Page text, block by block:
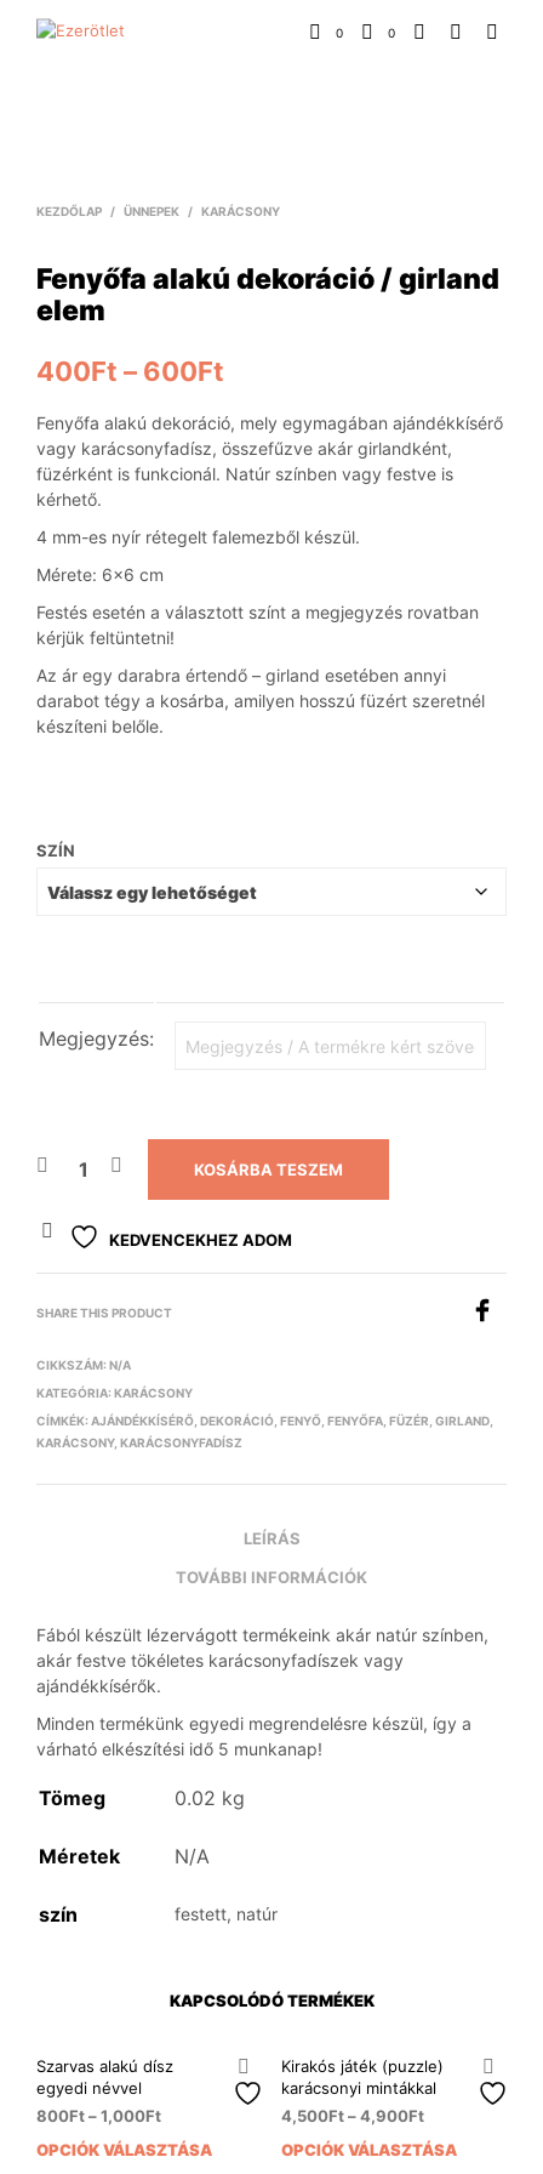
0 0
KEZDŐLAP / ÜNNEPEK / KARÁCSONY
Fenyőfa alakú dekoráció / girland
elem
400Ft – 600Ft
Fenyőfa alakú dekoráció, mely egymagában ajándékkísérő
vagy karácsonyfadísz, összefűzve akár girlandként,
füzérként is funkcionál. Natúr színben vagy festve is
kérhető.
4 mm-es nyír rétegelt falemezből készül.
Mérete: 6×6 cm
Festés esetén a választott színt a megjegyzés rovatban
kérjük feltüntetni!
Az ár egy darabra értendő – girland esetében annyi
darabot tégy a kosárba, amilyen hosszú füzért szeretnél
készíteni belőle.
SZÍN
Megjegyzés:
KOSÁRBA TESZEM
KEDVENCEKHEZ ADOM
SHARE THIS PRODUCT
CIKKSZÁM: N/A
KATEGÓRIA: KARÁCSONY
CÍMKÉK: AJÁNDÉKKÍSÉRŐ DEKORÁCIÓ FENYŐ FENYŐFA FÜZÉR GIRLAND
KARÁCSONY, KARÁCSONYFADÍSZ
LEÍRÁS
TOVÁBBI INFORMÁCIÓK
Fából készült lézervágott termékeink akár natúr színben,
akár festve tökéletes karácsonyfadíszek vagy
ajándékkísérők.
Minden termékünk egyedi megrendelésre készül, így a
várható elkészítési idő 5 munkanap!
Tömeg 0.02 kg
Méretek N/A
szín festett, natúr
KAPCSOLÓDÓ TERMÉKEK
Szarvas alakú dísz
egyedi névvel
800Ft–1,000Ft
OPCIÓK VÁLASZTÁSA
Ennek
Kirakós játék (puzzle)
karácsonyi mintákkal
4,500Ft–4,900Ft
OPCIÓK VÁLASZTÁSA